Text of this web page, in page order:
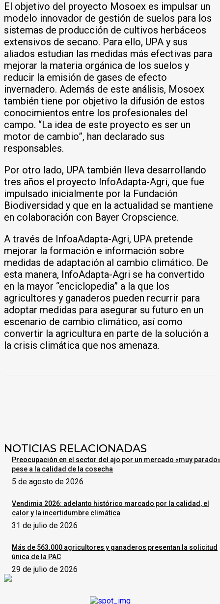
El objetivo del proyecto Mosoex es impulsar un
modelo innovador de gestión de suelos para los
sistemas de producción de cultivos herbáceos
extensivos de secano. Para ello, UPA y sus
aliados estudian las medidas más efectivas para
mejorar la materia orgánica de los suelos y
reducir la emisión de gases de efecto
invernadero. Además de este análisis, Mosoex
también tiene por objetivo la difusión de estos
conocimientos entre los profesionales del
campo. “La idea de este proyecto es ser un
motor de cambio”, han declarado sus
responsables.
Por otro lado, UPA también lleva desarrollando
tres años el proyecto InfoAdapta-Agri, que fue
impulsado inicialmente por la Fundación
Biodiversidad y que en la actualidad se mantiene
en colaboración con Bayer Cropscience.
A través de InfoaAdapta-Agri, UPA pretende
mejorar la formación e información sobre
medidas de adaptación al cambio climático. De
esta manera, InfoAdapta-Agri se ha convertido
en la mayor “enciclopedia” a la que los
agricultores y ganaderos pueden recurrir para
adoptar medidas para asegurar su futuro en un
escenario de cambio climático, así como
convertir la agricultura en parte de la solución a
la crisis climática que nos amenaza.
NOTICIAS RELACIONADAS
Preocupación en el sector del ajo por un mercado «muy
pese a la calidad de la cosecha
5 de agosto de 2026
Vendimia 2026: adelanto histórico marcado por la calidad, el
calor y la incertidumbre climática
31 de julio de 2026
Más de 563.000 agricultores y ganaderos presentan la solicitud
única de la PAC
29 de julio de 2026